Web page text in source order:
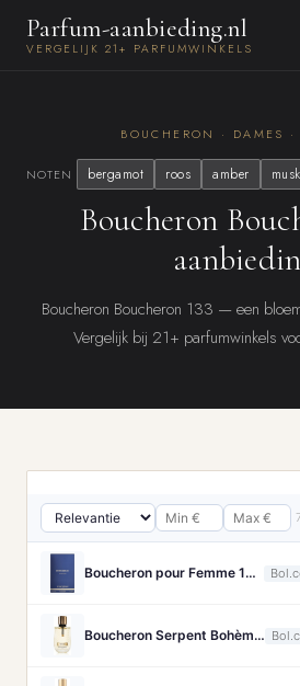
Parfum-aanbieding.nl
VERGELIJK 21+ PARFUMWINKELS
BOUCHERON · DAMES
NOTEN bergamot roos amber musk
Boucheron
Boucheron Boucheron 133 — een
Vergelijk bij 21+ parfumwinkels
Boucheron pour Femme 100 ml Eau de Parfum - Damesparfum
Boucheron Serpent Bohème Eau de Parfum 50 ml